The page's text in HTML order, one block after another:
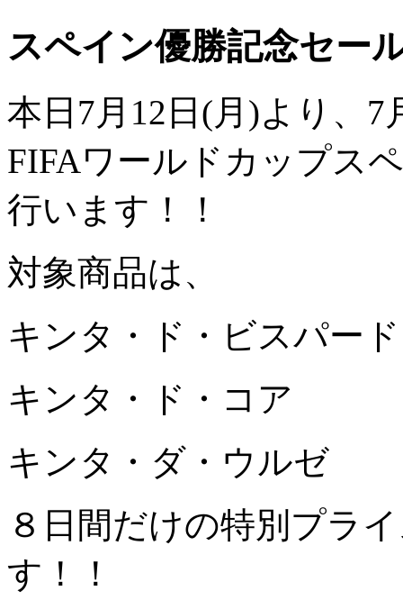
スペイン優勝記念セー
本日7月12日(月)より、7
FIFAワールドカップス
行います！！
対象商品は、
キンタ・ド・ビスパー
キンタ・ド・コア
キンタ・ダ・ウルゼ
８日間だけの特別プラ
す！！